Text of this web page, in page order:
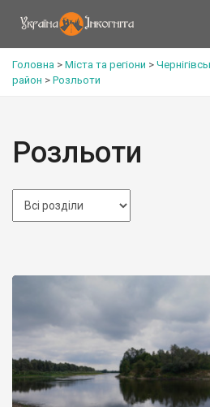
Головна > Міста та регіони >
район > Розльоти
Розльоти